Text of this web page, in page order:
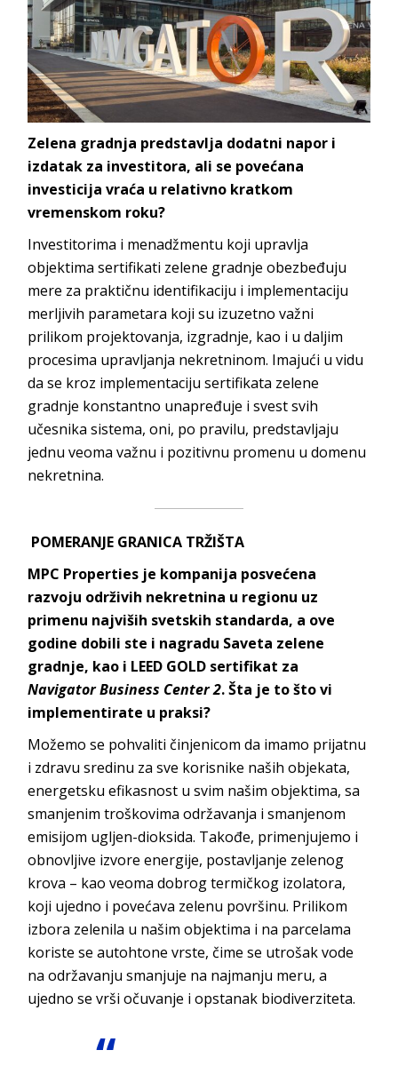
Zelena gradnja predstavlja dodatni napor i
izdatak za investitora, ali se povećana
investicija vraća u relativno kratkom
vremenskom roku?
Investitorima i menadžmentu koji upravlja
objektima sertifikati zelene gradnje obezbeđuju
mere za praktičnu identifikaciju i implementaciju
merljivih parametara koji su izuzetno važni
prilikom projektovanja, izgradnje, kao i u daljim
procesima upravljanja nekretninom. Imajući u vidu
da se kroz implementaciju sertifikata zelene
gradnje konstantno unapređuje i svest svih
učesnika sistema, oni, po pravilu, predstavljaju
jednu veoma važnu i pozitivnu promenu u domenu
nekretnina.
POMERANJE GRANICA TRŽIŠTA
MPC Properties je kompanija posvećena
razvoju održivih nekretnina u regionu uz
primenu najviših svetskih standarda, a ove
godine dobili ste i nagradu Saveta zelene
gradnje, kao i LEED GOLD sertifikat za
Navigator Business Center 2. Šta je to što vi
implementirate u praksi?
Možemo se pohvaliti činjenicom da imamo prijatnu
i zdravu sredinu za sve korisnike naših objekata,
energetsku efikasnost u svim našim objektima, sa
smanjenim troškovima održavanja i smanjenom
emisijom ugljen-dioksida. Takođe, primenjujemo i
obnovljive izvore energije, postavljanje zelenog
krova – kao veoma dobrog termičkog izolatora,
koji ujedno i povećava zelenu površinu. Prilikom
izbora zelenila u našim objektima i na parcelama
koriste se autohtone vrste, čime se utrošak vode
na održavanju smanjuje na najmanju meru, a
ujedno se vrši očuvanje i opstanak biodiverziteta.